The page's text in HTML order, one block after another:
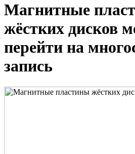
Магнитные
жёстких дисков
перейти на
запись